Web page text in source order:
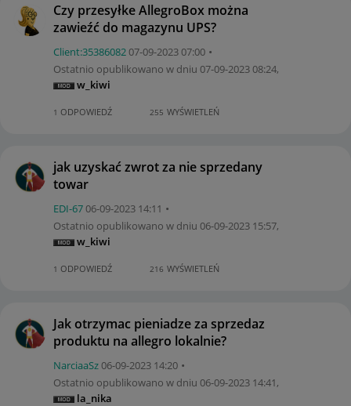
Czy przesyłke AllegroBox można
zawieźć do magazynu UPS?
Client:35386082‎07-09-202307:00
Ostatnio opublikowano w dniu ‎07-09-202308:24,
w_kiwi
1 ODPOWIEDŹ 255 WYŚWIETLEŃ
jak uzyskać zwrot za nie sprzedany
towar
EDI-67‎06-09-2023 14:11
Ostatnio opublikowano w dniu ‎06-09-2023 15:57,
w_kiwi
1 ODPOWIEDŹ 216 WYŚWIETLEŃ
Jak otrzymac pieniadze za sprzedaz
produktu na allegro lokalnie?
NarciaaSz‎06-09-2023 14:20
Ostatnio opublikowano w dniu ‎06-09-2023 14:41,
la_nika